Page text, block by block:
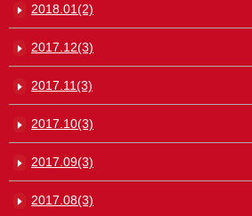
2018.01(2)
2017.12(3)
2017.11(3)
2017.10(3)
2017.09(3)
2017.08(3)